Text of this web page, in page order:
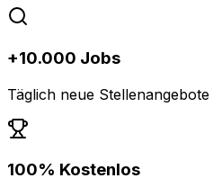
+10.000 Jobs
Täglich neue Stellenangebote
100% Kostenlos